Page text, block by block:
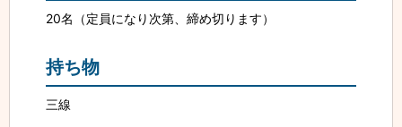
20名（定員になり次第、締め切ります）
持ち物
三線